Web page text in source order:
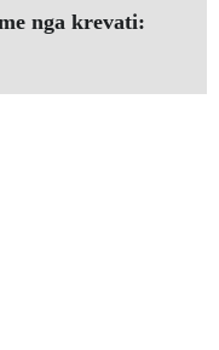
nga krevati: